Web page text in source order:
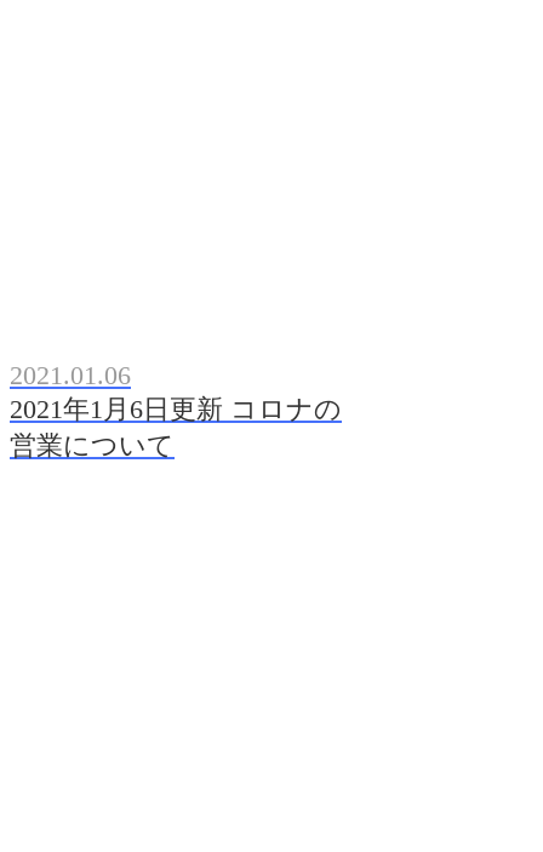
2021.01.06
2021年1月6日更新 コロナの
営業について